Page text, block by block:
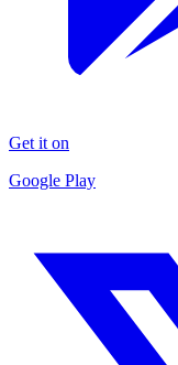
Get it on
Google Play